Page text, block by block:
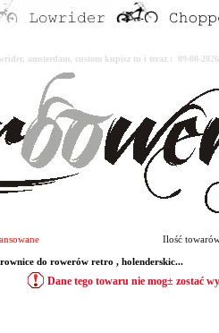
amsterdam, custom kupisz tu i teraz : 09-08-
Ilość
do rowerów retro , holenderskic...
Dane tego towaru nie mog± zostać